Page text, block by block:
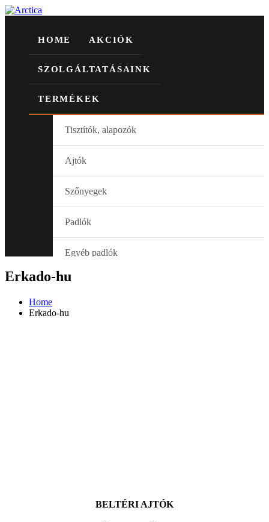
HOME AKCIÓK
SZOLGÁLTATÁSAINK
TERMÉKEK
Tisztítók, alapozók
Ajtók
Szőnyegek
Padlók
Egyéb padlók
Kültér WPC
BEMUTATÓTEREM
Erkado-hu
Home
Erkado-hu
BELTÉRI AJTÓK